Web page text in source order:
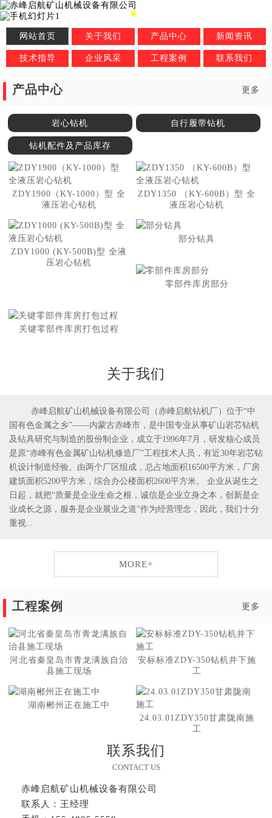
2
网站首页 关于我们 产品中心 新闻资讯
技术指导 企业风采 工程案例 联系我们
产品中心 更多
岩心钻机 自行履带钻机
钻机配件及产品库存
ZDY1900（KY-1000）型 全
液压岩心钻机
ZDY1350 （KY-600B）型 全
液压岩心钻机
ZDY1000 (KY-500B)型 全液
压岩心钻机
部分钻具
零部件库房部分
关键零部件库房打包过程
关于我们
赤峰启航矿山机械设备有限公司（赤峰启航钻机厂）位于“中
国有色金属之乡”——内蒙古赤峰市，是中国专业从事矿山岩芯钻机
及钻具研究与制造的股份制企业，成立于1996年7月，研发核心成员
是原“赤峰有色金属矿山钻机修造厂”工程技术人员，有近30年岩芯钻
机设计制造经验。由两个厂区组成，总占地面积16500平方米，厂房
建筑面积5200平方米，综合办公楼面积2600平方米。 企业从诞生之
日起，就把“质量是企业生命之根，诚信是企业立身之本，创新是企
业成长之源，服务是企业展业之道”作为经营理念，因此，我们十分
重视...
MORE+
工程案例 更多
河北省秦皇岛市青龙满族自治
县施工现场
安标标准ZDY-350钻机井下施
工
湖南郴州正在施工中
24.03.01ZDY350甘肃陇南施
工
联系我们
CONTACT US
赤峰启航矿山机械设备有限公司
联系人：王经理